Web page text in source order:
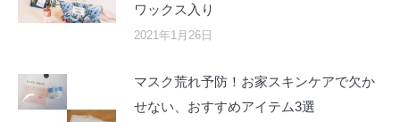
ワックス入り
2021年1月26日
マスク荒れ予防！お家スキンケアで欠か
せない、おすすめアイテム3選